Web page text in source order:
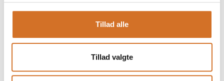
Tillad alle
Tillad valgte
hver tahini, hummus, chili og hvid ost, mejsler vi os ind i
fortællingen om den danske
madkultur og sætter vores helt eget farverige og autentiske
Vær med til at skrive videre på historien.
Se profil